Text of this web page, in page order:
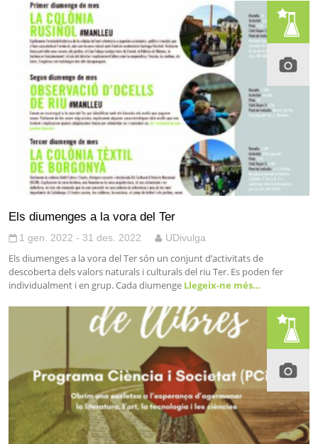
Els diumenges a la vora del Ter
1 gen. 2022 - 31 des. 2022 UDivulga
Els diumenges a la vora del Ter són un conjunt d’activitats de
descoberta dels valors naturals i culturals del riu Ter. Es poden fer
individualment i en grup. Cada diumenge Llegeix-ne més…